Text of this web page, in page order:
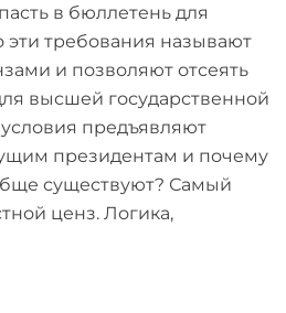
в бюллетень для
эти требования называют
и позволяют отсеять
высшей государственной
предъявляют
президентам и почему
существуют? Самый
ценз. Логика,